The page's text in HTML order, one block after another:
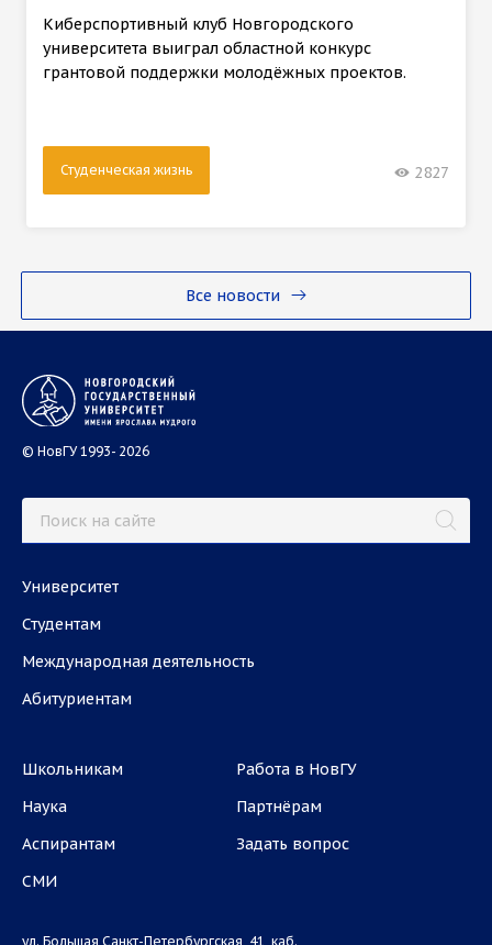
Все новости
Киберспортивный клуб Новгородского
университета выиграл областной конкурс
грантовой поддержки молодёжных проектов.
Студенческая жизнь 2827
© НовГУ 1993- 2026
Университет
Студентам
Международная деятельность
Абитуриентам
Школьникам
Наука
Аспирантам
СМИ
Работа в НовГУ
Партнёрам
Задать вопрос
ул. Большая Санкт-Петербургская, 41, каб.